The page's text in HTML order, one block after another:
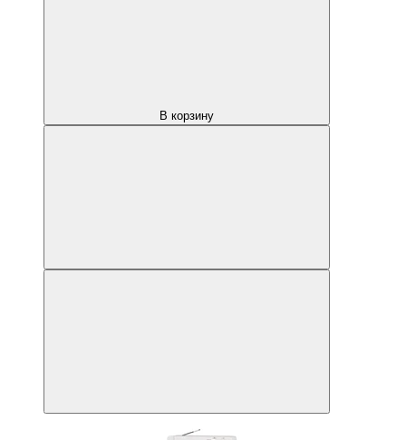
В корзину